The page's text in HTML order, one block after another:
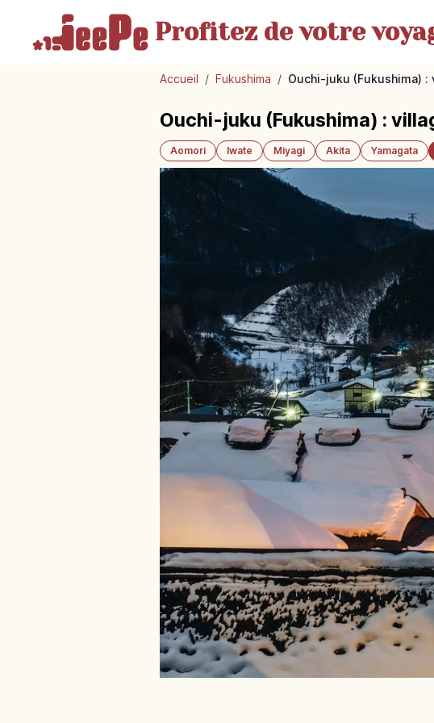
Profitez de votre
Accueil / Fukushima / Ouchi-juku (Fukushima) :
Ouchi-juku (Fukushima) :
Aomori Iwate Miyagi Akita Yamagata